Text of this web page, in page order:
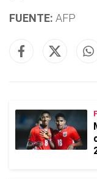
FUENTE: AFP